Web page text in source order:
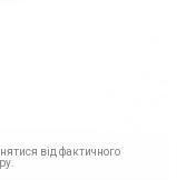
від фактичного